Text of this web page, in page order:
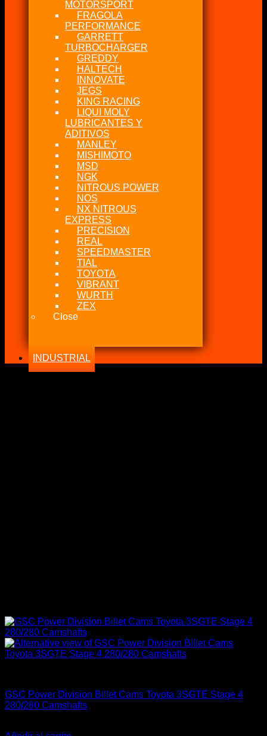
MOTORSPORT
FRAGOLA
PERFORMANCE
GARRETT
TURBOCHARGER
GREDDY
HALTECH
INNOVATE
JEGS
KING RACING
LIQUI MOLY
LUBRICANTES Y
ADITIVOS
MANLEY
MISHIMOTO
MSD
NGK
NITROUS POWER
NOS
NX NITROUS
EXPRESS
PRECISION
REAL
SPEEDMASTER
TIAL
TOYOTA
VIBRANT
WURTH
ZEX
Close
INDUSTRIAL
GSC Power Division Billet Cams Toyota 3SGTE Stage 4
280/280 Camshafts